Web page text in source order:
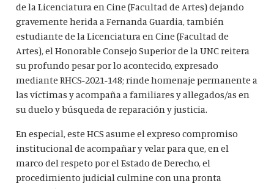
de la Licenciatura en Cine (Facultad de Artes) dejando
gravemente herida a Fernanda Guardia, también
estudiante de la Licenciatura en Cine (Facultad de
Artes), el Honorable Consejo Superior de la UNC reitera
su profundo pesar por lo acontecido, expresado
mediante RHCS-2021-148; rinde homenaje permanente a
las víctimas y acompaña a familiares y allegados/as en
su duelo y búsqueda de reparación y justicia.
En especial, este HCS asume el expreso compromiso
institucional de acompañar y velar para que, en el
marco del respeto por el Estado de Derecho, el
procedimiento judicial culmine con una pronta